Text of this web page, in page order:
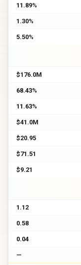
11.89%
1.30%
5.50%
$176.0M
68.43%
11.63%
$41.0M
$20.95
$71.51
$9.21
1.12
0.58
0.04
—